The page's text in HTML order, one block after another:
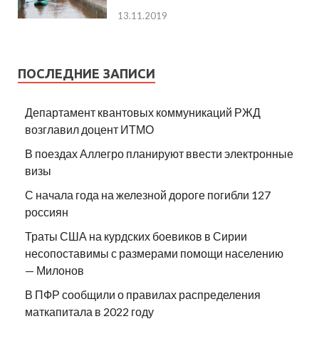
13.11.2019
ПОСЛЕДНИЕ ЗАПИСИ
Департамент квантовых коммуникаций РЖД
возглавил доцент ИТМО
В поездах Аллегро планируют ввести электронные
визы
С начала года на железной дороге погибли 127
россиян
Траты США на курдских боевиков в Сирии
несопоставимы с размерами помощи населению
— Милонов
В ПФР сообщили о правилах распределения
маткапитала в 2022 году